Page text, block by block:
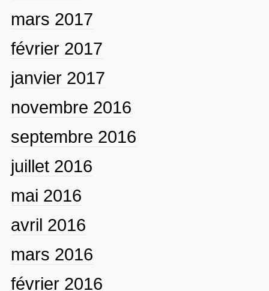
mars 2017
février 2017
janvier 2017
novembre 2016
septembre 2016
juillet 2016
mai 2016
avril 2016
mars 2016
février 2016